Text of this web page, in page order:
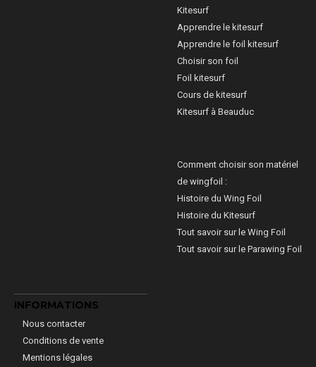
Kitesurf
Apprendre le kitesurf
Apprendre le foil kitesurf
Choisir son foil
Foil kitesurf
Cours de kitesurf
Kitesurf à Beauduc
Comment choisir son matériel
de wingfoil :
Histoire du Wing Foil
Histoire du Kitesurf
Tout savoir sur le Wing Foil
Tout savoir sur le Parawing Foil
INFORMATIONS
Nous contacter
Conditions de vente
Mentions légales